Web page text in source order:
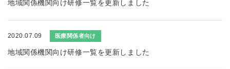
地域関係機関向け研修一覧を更新しました
2020.07.09 医療関係者向け
地域関係機関向け研修一覧を更新しました